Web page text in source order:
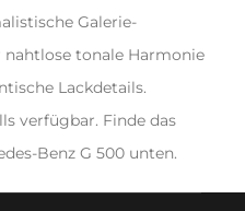
Galerie-
nahtlose tonale Harmonie
Lackdetails.
verfügbar. Finde das
Benz G 500 unten.